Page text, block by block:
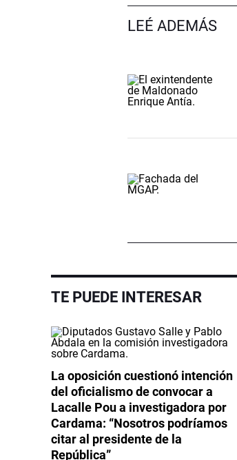
LEÉ ADEMÁS
TE PUEDE INTERESAR
La oposición cuestionó intención
del oficialismo de convocar a
Lacalle Pou a investigadora por
Cardama: “Nosotros podríamos
citar al presidente de la
República”